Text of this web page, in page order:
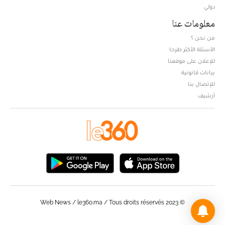
دولي
معلومات عنا
من نحن ؟
الأسئلة الأكثر طرحا
للإعلان على موقعنا
بيانات قانونية
للإتصال بنا
أرشيف
© Web News / le360.ma / Tous droits réservés 2023